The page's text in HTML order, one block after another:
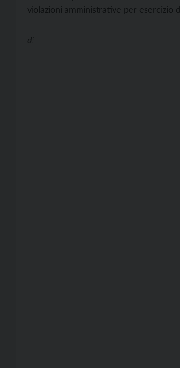
violazioni amministrative per esercizio
di